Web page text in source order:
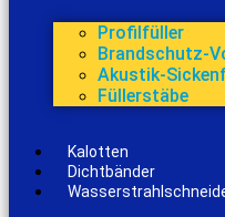
Profilfüller
Brandschutz-
Akustik-
Füllerstäbe
Kalotten
Dichtbänder